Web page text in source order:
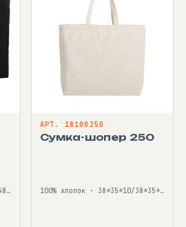
60% хлопок,40% полиэстер · 48*35*12/ONE SIZE
АРТ. 18100250
Сумка-шопер 250
100% хлопок · 38*35*10/38*35*10